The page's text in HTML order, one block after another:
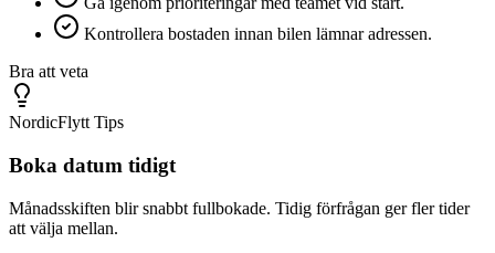
Kontrollera bostaden innan bilen lämnar adressen.
Bra att veta
NordicFlytt Tips
Boka datum tidigt
Månadsskiften blir snabbt fullbokade. Tidig förfrågan ger fler tider
att välja mellan.